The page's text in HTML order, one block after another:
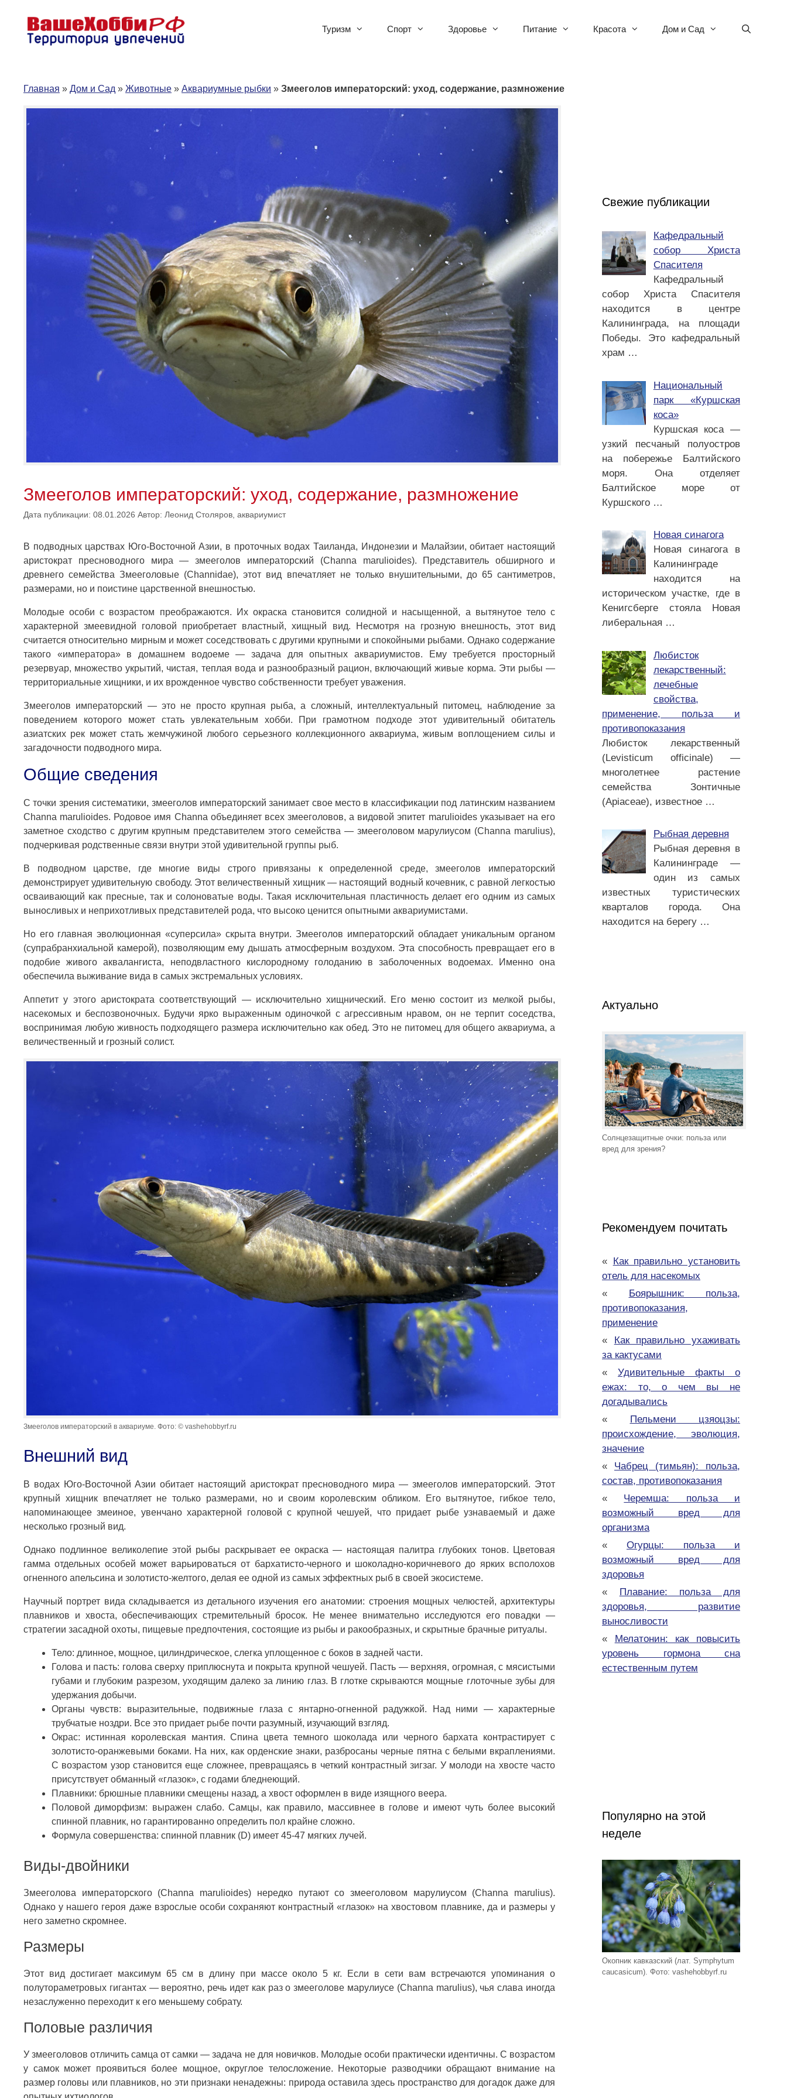
содержимому
Туризм Спорт Здоровье Питание Красота Дом и Сад
Главная » Дом и Сад » Животные » Аквариумные рыбки » Змееголов императорский: уход, содержание, размножение
Змееголов императорский: уход, содержание, размножение
Дата публикации: 08.01.2026 Автор: Леонид Столяров, аквариумист
В подводных царствах Юго-Восточной Азии, в проточных водах Таиланда, Индонезии и Малайзии, обитает настоящий
аристократ пресноводного мира — змееголов императорский (Channa marulioides). Представитель обширного и
древнего семейства Змееголовые (Channidae), этот вид впечатляет не только внушительными, до 65 сантиметров,
размерами, но и поистине царственной внешностью.
Молодые особи с возрастом преображаются. Их окраска становится солидной и насыщенной, а вытянутое тело с
характерной змеевидной головой приобретает властный, хищный вид. Несмотря на грозную внешность, этот вид
считается относительно мирным и может соседствовать с другими крупными и спокойными рыбами. Однако содержание
такого «императора» в домашнем водоеме — задача для опытных аквариумистов. Ему требуется просторный
резервуар, множество укрытий, чистая, теплая вода и разнообразный рацион, включающий живые корма. Эти рыбы —
территориальные хищники, и их врожденное чувство собственности требует уважения.
Змееголов императорский — это не просто крупная рыба, а сложный, интеллектуальный питомец, наблюдение за
поведением которого может стать увлекательным хобби. При грамотном подходе этот удивительный обитатель
азиатских рек может стать жемчужиной любого серьезного коллекционного аквариума, живым воплощением силы и
загадочности подводного мира.
Общие сведения
С точки зрения систематики, змееголов императорский занимает свое место в классификации под латинским названием
Channa marulioides. Родовое имя Channa объединяет всех змееголовов, а видовой эпитет marulioides указывает на его
заметное сходство с другим крупным представителем этого семейства — змееголовом марулиусом (Channa marulius),
подчеркивая родственные связи внутри этой удивительной группы рыб.
В подводном царстве, где многие виды строго привязаны к определенной среде, змееголов императорский
демонстрирует удивительную свободу. Этот величественный хищник — настоящий водный кочевник, с равной легкостью
осваивающий как пресные, так и солоноватые воды. Такая исключительная пластичность делает его одним из самых
выносливых и неприхотливых представителей рода, что высоко ценится опытными аквариумистами.
Но его главная эволюционная «суперсила» скрыта внутри. Змееголов императорский обладает уникальным органом
(супрабранхиальной камерой), позволяющим ему дышать атмосферным воздухом. Эта способность превращает его в
подобие живого аквалангиста, неподвластного кислородному голоданию в заболоченных водоемах. Именно она
обеспечила выживание вида в самых экстремальных условиях.
Аппетит у этого аристократа соответствующий — исключительно хищнический. Его меню состоит из мелкой рыбы,
насекомых и беспозвоночных. Будучи ярко выраженным одиночкой с агрессивным нравом, он не терпит соседства,
воспринимая любую живность подходящего размера исключительно как обед. Это не питомец для общего аквариума, а
величественный и грозный солист.
Змееголов императорский в аквариуме. Фото: © vashehobbyrf.ru
Внешний вид
В водах Юго-Восточной Азии обитает настоящий аристократ пресноводного мира — змееголов императорский. Этот
крупный хищник впечатляет не только размерами, но и своим королевским обликом. Его вытянутое, гибкое тело,
напоминающее змеиное, увенчано характерной головой с крупной чешуей, что придает рыбе узнаваемый и даже
несколько грозный вид.
Однако подлинное великолепие этой рыбы раскрывает ее окраска — настоящая палитра глубоких тонов. Цветовая
гамма отдельных особей может варьироваться от бархатисто-черного и шоколадно-коричневого до ярких всполохов
огненного апельсина и золотисто-желтого, делая ее одной из самых эффектных рыб в своей экосистеме.
Научный портрет вида складывается из детального изучения его анатомии: строения мощных челюстей, архитектуры
плавников и хвоста, обеспечивающих стремительный бросок. Не менее внимательно исследуются его повадки —
стратегии засадной охоты, пищевые предпочтения, состоящие из рыбы и ракообразных, и скрытные брачные ритуалы.
Тело: длинное, мощное, цилиндрическое, слегка уплощенное с боков в задней части.
Голова и пасть: голова сверху приплюснута и покрыта крупной чешуей. Пасть — верхняя, огромная, с мясистыми
губами и глубоким разрезом, уходящим далеко за линию глаз. В глотке скрываются мощные глоточные зубы для
удержания добычи.
Органы чувств: выразительные, подвижные глаза с янтарно-огненной радужкой. Над ними — характерные
трубчатые ноздри. Все это придает рыбе почти разумный, изучающий взгляд.
Окрас: истинная королевская мантия. Спина цвета темного шоколада или черного бархата контрастирует с
золотисто-оранжевыми боками. На них, как орденские знаки, разбросаны черные пятна с белыми вкраплениями.
С возрастом узор становится еще сложнее, превращаясь в четкий контрастный зигзаг. У молоди на хвосте часто
присутствует обманный «глазок», с годами бледнеющий.
Плавники: брюшные плавники смещены назад, а хвост оформлен в виде изящного веера.
Половой диморфизм: выражен слабо. Самцы, как правило, массивнее в голове и имеют чуть более высокий
спинной плавник, но гарантированно определить пол крайне сложно.
Формула совершенства: спинной плавник (D) имеет 45-47 мягких лучей.
Виды-двойники
Змееголова императорского (Channa marulioides) нередко путают со змееголовом марулиусом (Channa marulius).
Однако у нашего героя даже взрослые особи сохраняют контрастный «глазок» на хвостовом плавнике, да и размеры у
него заметно скромнее.
Размеры
Этот вид достигает максимум 65 см в длину при массе около 5 кг. Если в сети вам встречаются упоминания о
полутораметровых гигантах — вероятно, речь идет как раз о змееголове марулиусе (Channa marulius), чья слава иногда
незаслуженно переходит к его меньшему собрату.
Половые различия
У змееголовов отличить самца от самки — задача не для новичков. Молодые особи практически идентичны. С возрастом
у самок может проявиться более мощное, округлое телосложение. Некоторые разводчики обращают внимание на
размер головы или плавников, но эти признаки ненадежны: природа оставила здесь пространство для догадок даже для
Свежие публикации
Кафедральный
собор Христа
Спасителя
Кафедральный
собор Христа Спасителя
находится в центре
Калининграда, на площади
Победы. Это кафедральный
храм …
Национальный
парк «Куршская
коса»
Куршская коса —
узкий песчаный полуостров
на побережье Балтийского
моря. Она отделяет
Балтийское море от
Куршского …
Новая синагога
Новая синагога в
Калининграде
находится на
историческом участке, где в
Кенигсберге стояла Новая
либеральная …
Любисток
лекарственный:
лечебные
свойства,
применение, польза и
противопоказания
Любисток лекарственный
(Levisticum officinale) —
многолетнее растение
семейства Зонтичные
(Apiaceae), известное …
Рыбная деревня
Рыбная деревня в
Калининграде —
один из самых
известных туристических
кварталов города. Она
находится на берегу …
Актуально
Солнцезащитные очки: польза или
вред для зрения?
Рекомендуем почитать
«
Как правильно установить
отель для насекомых
«
Боярышник: польза,
противопоказания,
применение
«
Как правильно ухаживать
за кактусами
« Удивительные факты о
ежах: то, о чем вы не
догадывались
«
Пельмени цзяоцзы:
происхождение, эволюция,
значение
« Чабрец (тимьян): польза,
состав, противопоказания
« Черемша: польза и
возможный вред для
организма
« Огурцы: польза и
возможный вред для
здоровья
«
Плавание: польза для
здоровья, развитие
выносливости
«
Мелатонин: как повысить
уровень гормона сна
естественным путем
Популярно на этой
неделе
Окопник кавказский (лат. Symphytum
caucasicum). Фото: vashehobbyrf.ru